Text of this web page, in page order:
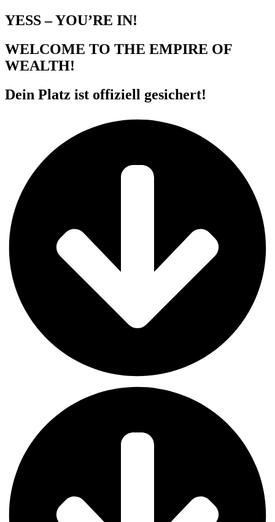
YESS – YOU’RE IN!
WELCOME TO THE EMPIRE OF
WEALTH!
Dein Platz ist offiziell gesichert!